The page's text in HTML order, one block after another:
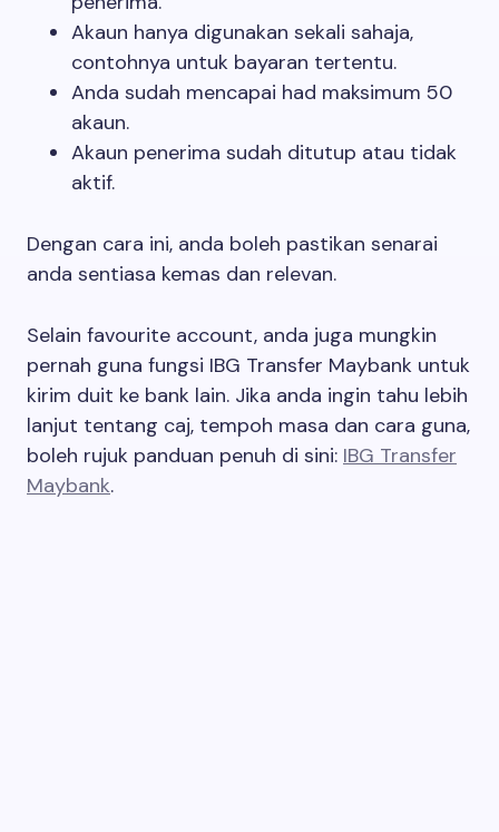
Akaun hanya digunakan sekali sahaja,
contohnya untuk bayaran tertentu.
Anda sudah mencapai had maksimum 50
akaun.
Akaun penerima sudah ditutup atau tidak
aktif.
Dengan cara ini, anda boleh pastikan senarai
anda sentiasa kemas dan relevan.
Selain favourite account, anda juga mungkin
pernah guna fungsi IBG Transfer Maybank untuk
kirim duit ke bank lain. Jika anda ingin tahu lebih
lanjut tentang caj, tempoh masa dan cara guna,
boleh rujuk panduan penuh di sini: IBG Transfer
Maybank.